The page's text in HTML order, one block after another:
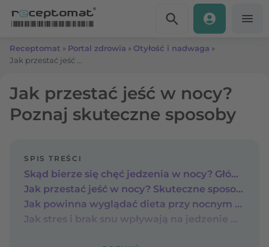
Receptomat » Portal zdrowia » Otyłość i nadwaga »
Jak przestać jeść w nocy?
Poznaj skuteczne sposoby
SPIS TREŚCI
Skąd bierze się chęć jedzenia w nocy? Główne przyczyny nocnego podjadania
Jak przestać jeść w nocy? Skuteczne sposoby na ograniczenie podjadania w nocy
Jak powinna wyglądać dieta przy nocnym podjadaniu? Ostatni posiłek a jedzenie nocne
Jak stres i brak snu wpływają na jedzenie wieczorem?